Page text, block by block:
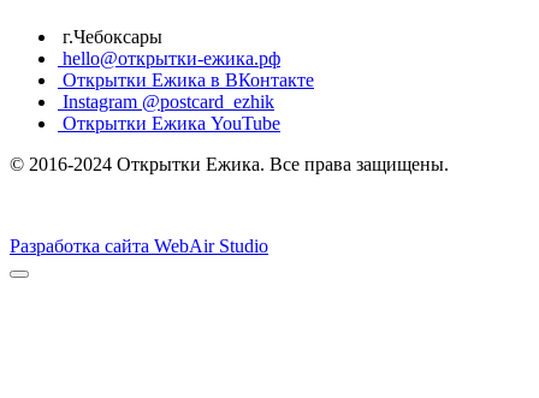
г.Чебоксары
hello@открытки-ежика.рф
Открытки Ежика в ВКонтакте
Instagram @postcard_ezhik
Открытки Ежика YouTube
© 2016-2024 Открытки Ежика. Все права защищены.
Разработка сайта WebAir Studio